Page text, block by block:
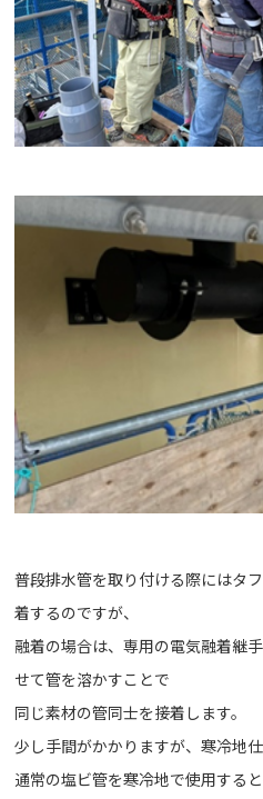
普段排水管を取り付ける際にはタ
着するのですが、
融着の場合は、専用の電気融着継
せて管を溶かすことで
同じ素材の管同士を接着します。
少し手間がかかりますが、寒冷地
通常の塩ビ管を寒冷地で使用する